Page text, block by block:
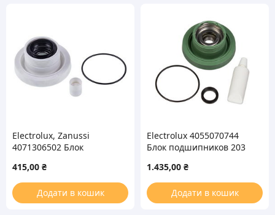
Electrolux, Zanussi
4071306502 Блок
(6204-2Z) для стиральной
машины
415,00 ₴
Додати в кошик
Electrolux 4055070744
Блок подшипников 203
вертикальной
стиральной машины
1.435,00 ₴
Додати в кошик